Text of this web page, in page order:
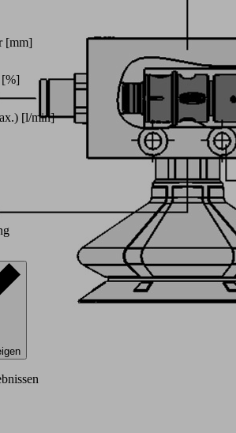
[mm]
[%]
[l/min]